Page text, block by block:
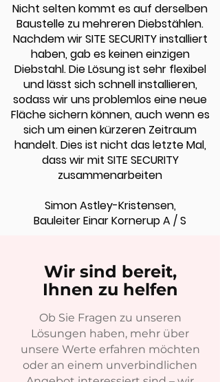
Nicht selten kommt es auf derselben
Baustelle zu mehreren Diebstählen.
Nachdem wir SITE SECURITY installiert
haben, gab es keinen einzigen
Diebstahl. Die Lösung ist sehr flexibel
und lässt sich schnell installieren,
sodass wir uns problemlos eine neue
Fläche sichern können, auch wenn es
sich um einen kürzeren Zeitraum
handelt. Dies ist nicht das letzte Mal,
dass wir mit SITE SECURITY
zusammenarbeiten
Simon Astley-Kristensen,
Bauleiter Einar Kornerup A / S
Wir sind bereit,
Ihnen zu helfen
Ob Sie Fragen zu unseren
Lösungen haben, mehr über
unsere Werte erfahren möchten
oder an einem unverbindlichen